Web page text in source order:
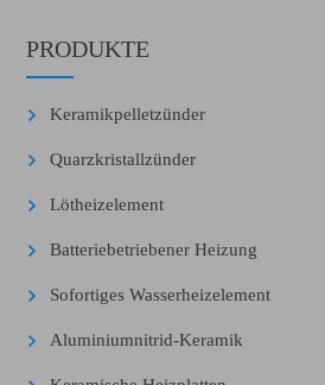
PRODUKTE
Keramikpelletzünder
Quarzkristallzünder
Lötheizelement
Batteriebetriebener Heizung
Sofortiges Wasserheizelement
Aluminiumnitrid-Keramik